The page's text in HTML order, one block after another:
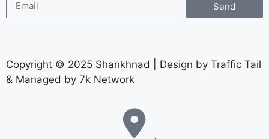
Send
Copyright © 2025 Shankhnad | Design by Traffic Tail
& Managed by 7k Network